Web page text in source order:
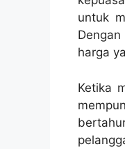
untuk
harga
Ketika